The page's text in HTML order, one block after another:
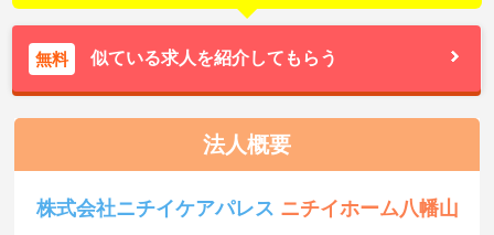
無料 似ている求人を紹介してもらう
法人概要
株式会社ニチイケアパレス ニチイホーム八幡山